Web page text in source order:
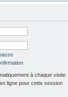
à chaque visite
ligne pour cette session